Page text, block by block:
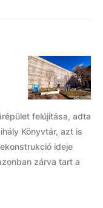
felújítása, adta
Könyvtár, azt is
ideje
zárva tart a